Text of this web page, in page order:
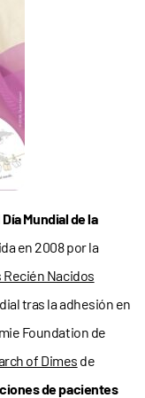
Día Mundial de la
en 2008 por la
Recién Nacidos
tras la adhesión en
Foundation de
of Dimes de
de pacientes